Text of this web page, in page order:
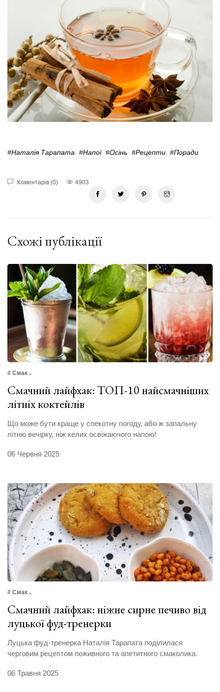
#Наталія Тарапата #напої #осінь #рецепти #поради
Коментарів (0) 4903
Схожі публікації
# Смак
Смачний лайфхак: ТОП-10 найсмачніших
літніх коктейлів
Що може бути краще у спекотну погоду, або ж запальну
літню вечірку, ніж келих освіжаючого напою!
06 Червня 2025
# Смак
Смачний лайфхак: ніжне сирне печиво від
луцької фуд-тренерки
Луцька фуд-тренерка Наталія Тарапата поділилася
черговим рецептом поживного та апетитного смаколика.
06 Травня 2025